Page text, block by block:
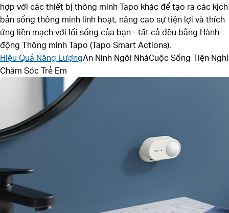
hợp với các thiết bị thông minh Tapo khác để tạo ra các kịch
bản sống thông minh linh hoạt, nâng cao sự tiện lợi và thích
ứng liền mạch với lối sống của bạn - tất cả đều bằng Hành
động Thông minh Tapo (Tapo Smart Actions).
Hiệu Quả Năng LượngAn Ninh Ngôi NhàCuộc Sống Tiện Nghi
Chăm Sóc Trẻ Em